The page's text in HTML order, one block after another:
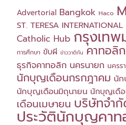
Advertorial Bangkok Haco
ST. TERESA
Catholic Hub กรุงเทพ
การศึกษา ขับผี ข่าววาติกัน คาทอลิก
ธุรกิจคาทอลิก นครนายก นครร
นักบุญเดือนกรกฎาคม นั
นักบุญเดือนมิถุนายน นักบุญเดื
เดือนเมษายน บริษัทจำ
ประวัตินักบุญคา